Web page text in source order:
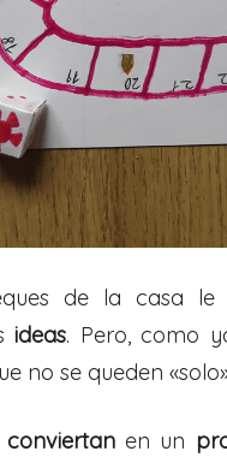
de la casa
ideas. Pero, como
no se queden
conviertanen un